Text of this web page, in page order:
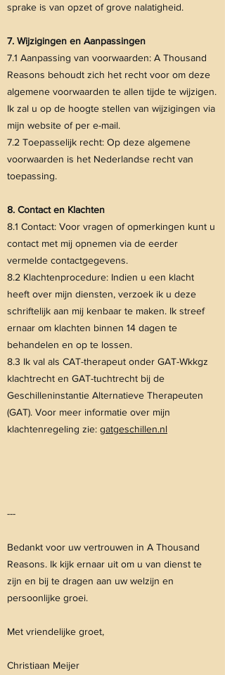
sprake is van opzet of grove nalatigheid.
7. Wijzigingen en Aanpassingen
7.1 Aanpassing van voorwaarden: A Thousand
Reasons behoudt zich het recht voor om deze
algemene voorwaarden te allen tijde te wijzigen.
Ik zal u op de hoogte stellen van wijzigingen via
mijn website of per e-mail.
7.2 Toepasselijk recht: Op deze algemene
voorwaarden is het Nederlandse recht van
toepassing.
8. Contact en Klachten
8.1 Contact: Voor vragen of opmerkingen kunt u
contact met mij opnemen via de eerder
vermelde contactgegevens.
8.2 Klachtenprocedure: Indien u een klacht
heeft over mijn diensten, verzoek ik u deze
schriftelijk aan mij kenbaar te maken. Ik streef
ernaar om klachten binnen 14 dagen te
behandelen en op te lossen.
8.3 Ik val als CAT-therapeut onder GAT-Wkkgz
klachtrecht en GAT-tuchtrecht bij de
Geschilleninstantie Alternatieve Therapeuten
(GAT). Voor meer informatie over mijn
klachtenregeling zie: gatgeschillen.nl
---
Bedankt voor uw vertrouwen in A Thousand
Reasons. Ik kijk ernaar uit om u van dienst te
zijn en bij te dragen aan uw welzijn en
persoonlijke groei.
Met vriendelijke groet,
Christiaan Meijer